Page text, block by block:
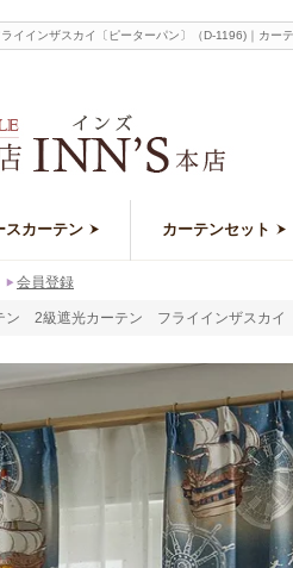
インザスカイ〔ピーターパン〕（D-1196)｜カー
スカーテン カーテンセット
会員登録
ン 2級遮光カーテン フライインザスカイ